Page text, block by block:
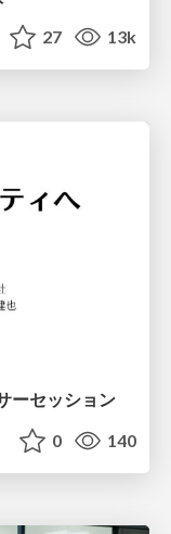
27 13k
ーセッション
0 140